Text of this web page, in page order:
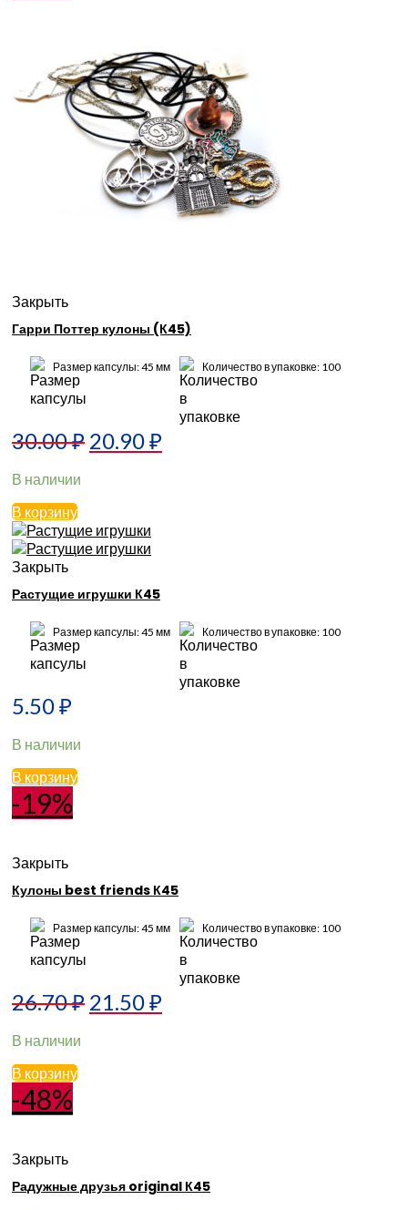
Закрыть
Гарри Поттер кулоны (К45)
Размер капсулы: 45 мм Количество в упаковке: 100
30.00₽ 20.90₽
В наличии
В корзину
Закрыть
Растущие игрушки К45
Размер капсулы: 45 мм Количество в упаковке: 100
5.50₽
В наличии
В корзину
-19%
Закрыть
Кулоны best friends К45
Размер капсулы: 45 мм Количество в упаковке: 100
26.70₽ 21.50₽
В наличии
В корзину
-48%
Закрыть
Радужные друзья original К45